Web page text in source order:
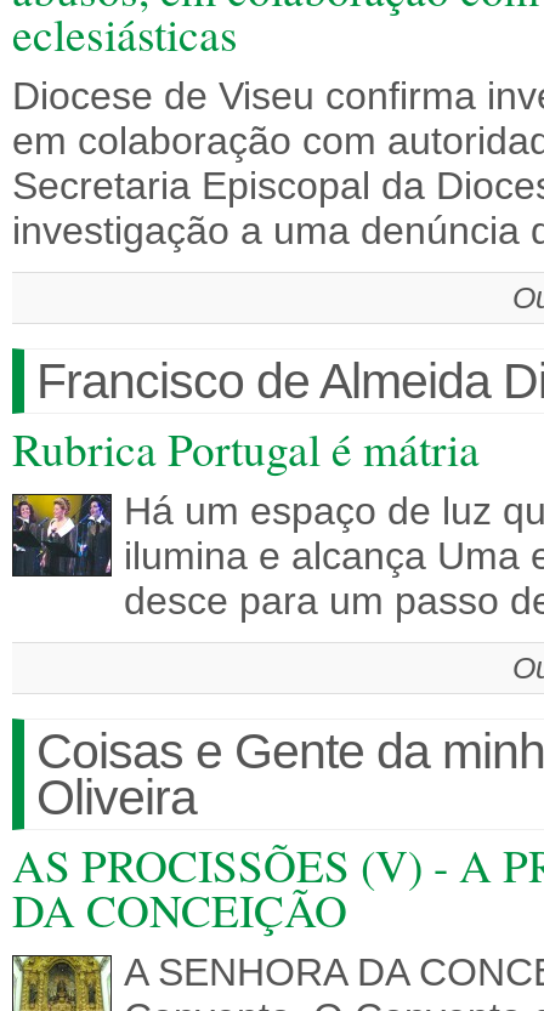
eclesiásticas
Diocese de Viseu confirma
em colaboração com
Secretaria Episcopal da
investigação a uma
Francisco de Almeida
Rubrica Portugal é mátria
Há um espaço de luz
ilumina e alcança Uma
desce para um passo
Coisas e Gente da
Oliveira
AS PROCISSÕES (V) - A
DA CONCEIÇÃO
A SENHORA DA